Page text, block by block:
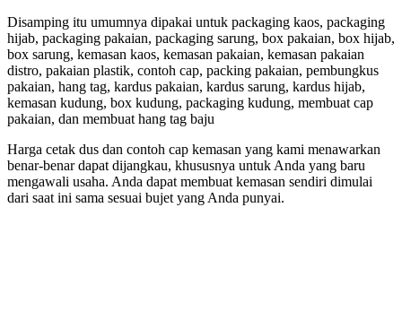
Disamping itu umumnya dipakai untuk packaging kaos, packaging
hijab, packaging pakaian, packaging sarung, box pakaian, box hijab,
box sarung, kemasan kaos, kemasan pakaian, kemasan pakaian
distro, pakaian plastik, contoh cap, packing pakaian, pembungkus
pakaian, hang tag, kardus pakaian, kardus sarung, kardus hijab,
kemasan kudung, box kudung, packaging kudung, membuat cap
pakaian, dan membuat hang tag baju
Harga cetak dus dan contoh cap kemasan yang kami menawarkan
benar-benar dapat dijangkau, khususnya untuk Anda yang baru
mengawali usaha. Anda dapat membuat kemasan sendiri dimulai
dari saat ini sama sesuai bujet yang Anda punyai.